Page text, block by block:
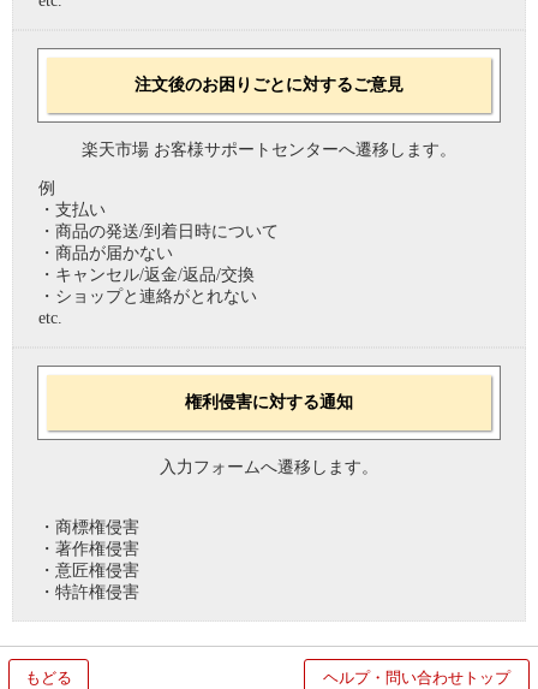
注文後のお困りごとに対するご意見
楽天市場 お客様サポートセンターへ遷移します。
例
・支払い
・商品の発送/到着日時について
・商品が届かない
・キャンセル/返金/返品/交換
・ショップと連絡がとれない
etc.
権利侵害に対する通知
入力フォームへ遷移します。
・商標権侵害
・著作権侵害
・意匠権侵害
・特許権侵害
もどる ヘルプ・問い合わせトップ